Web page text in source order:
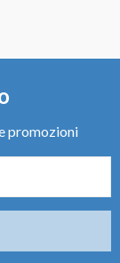
promozioni